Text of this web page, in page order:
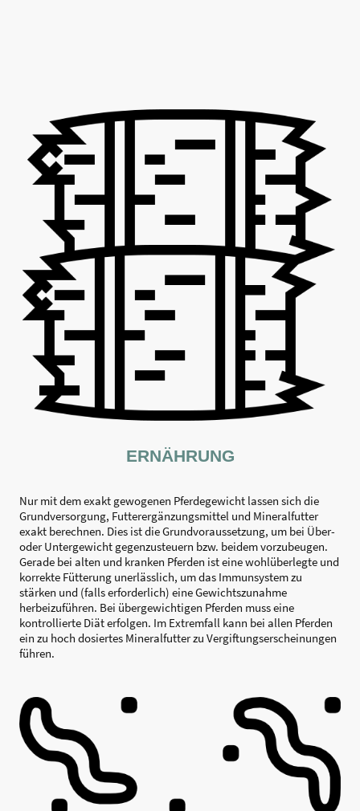
ERNÄHRUNG
Nur mit dem exakt gewogenen Pferdegewicht lassen sich die
Grundversorgung, Futterergänzungsmittel und Mineralfutter
exakt berechnen. Dies ist die Grundvoraussetzung, um bei Über-
oder Untergewicht gegenzusteuern bzw. beidem vorzubeugen.
Gerade bei alten und kranken Pferden ist eine wohlüberlegte und
korrekte Fütterung unerlässlich, um das Immunsystem zu
stärken und (falls erforderlich) eine Gewichtszunahme
herbeizuführen. Bei übergewichtigen Pferden muss eine
kontrollierte Diät erfolgen. Im Extremfall kann bei allen Pferden
ein zu hoch dosiertes Mineralfutter zu Vergiftungserscheinungen
führen.